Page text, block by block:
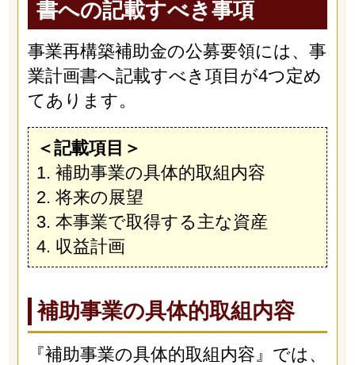
書への記載すべき事項
事業再構築補助金の公募要領には、事
業計画書へ記載すべき項目が4つ定め
てあります。
＜記載項目＞
1. 補助事業の具体的取組内容
2. 将来の展望
3. 本事業で取得する主な資産
4. 収益計画
補助事業の具体的取組内容
『補助事業の具体的取組内容』では、